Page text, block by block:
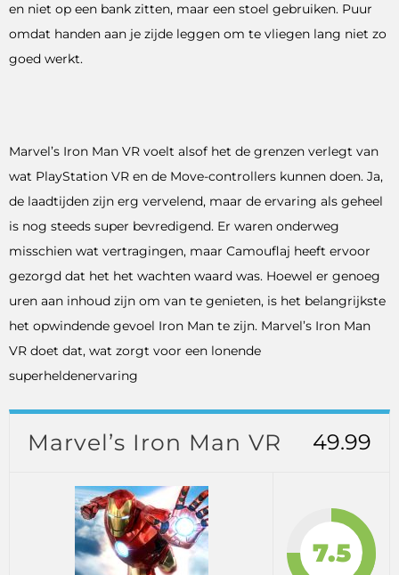
en niet op een bank zitten, maar een stoel gebruiken. Puur
omdat handen aan je zijde leggen om te vliegen lang niet zo
goed werkt.
Marvel’s Iron Man VR voelt alsof het de grenzen verlegt van
wat PlayStation VR en de Move-controllers kunnen doen. Ja,
de laadtijden zijn erg vervelend, maar de ervaring als geheel
is nog steeds super bevredigend. Er waren onderweg
misschien wat vertragingen, maar Camouflaj heeft ervoor
gezorgd dat het het wachten waard was. Hoewel er genoeg
uren aan inhoud zijn om van te genieten, is het belangrijkste
het opwindende gevoel Iron Man te zijn. Marvel’s Iron Man
VR doet dat, wat zorgt voor een lonende
superheldenervaring
Marvel’s Iron Man VR 49.99
7.5